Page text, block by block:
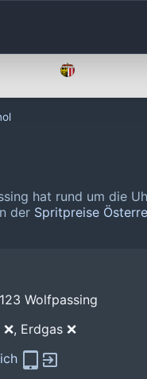
hat rund um die
der Spritpreise
Wolfpassing
Erdgas ❌